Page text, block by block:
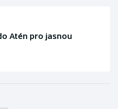
Atén pro jasnou